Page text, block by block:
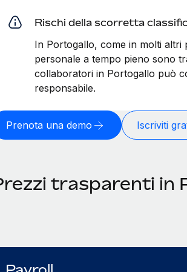
Rischi della scorretta
In Portogallo, come in molti
personale a tempo pieno sono
collaboratori in Portogallo può
responsabile.
Prenota una demo Iscriviti
trasparenti in